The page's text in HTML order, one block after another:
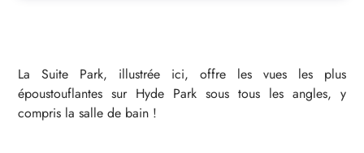
La Suite Park, illustrée ici, offre les vues les plus
époustouflantes sur Hyde Park sous tous les angles, y
compris la salle de bain !